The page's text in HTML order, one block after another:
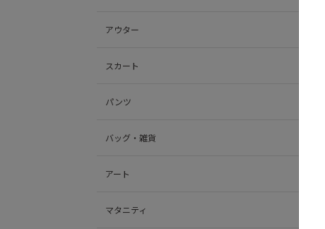
アウター
スカート
パンツ
バッグ・雑貨
アート
マタニティ